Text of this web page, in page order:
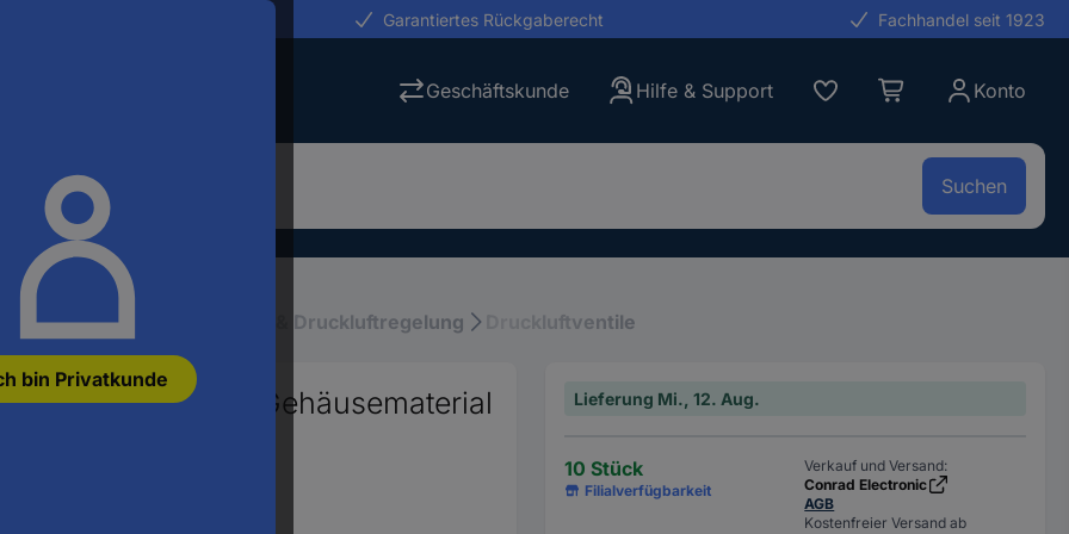
bin Privatkunde
Garantiertes Rückgaberecht Fachhandel seit 1923
Geschäftskunde Hilfe & Support Konto
Suchen
Druckluftaufbereitung & Druckluftregelung Druckluftventile
6014 24 V/DC Gehäusematerial
Lieferung Mi., 12. Aug.
10 Stück
Filialverfügbarkeit
Verkauf und Versand:
Conrad Electronic
AGB
Kostenfreier Versand ab